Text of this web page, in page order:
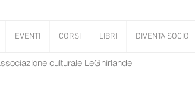
EVENTI CORSI LIBRI DIVENTA SOCIO
culturale LeGhirlande